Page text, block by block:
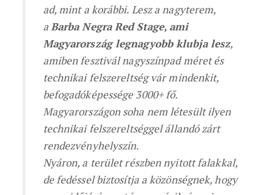
ad, mint a korábbi. Lesz a nagyterem,
aBarba Negra Red Stage, ami
Magyarország legnagyobb klubja lesz,
amiben fesztivál nagyszínpad méret és
technikai felszereltség vár mindenkit,
befogadóképessége 3000+ fő.
Magyarországon soha nem létesült ilyen
technikai felszereltséggel állandó zárt
rendezvényhelyszín.
Nyáron, a terület részben nyitott falakkal,
de fedéssel biztosítja a közönségnek, hogy